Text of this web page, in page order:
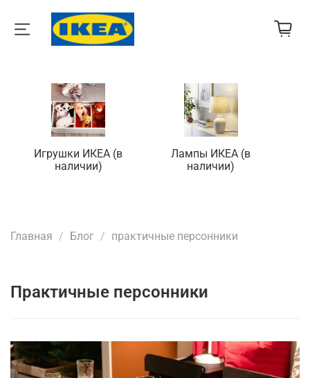
Игрушки ИКЕА (в
наличии)
Лампы ИКЕА (в
наличии)
Главная Блог практичные персонники
практичные персонники